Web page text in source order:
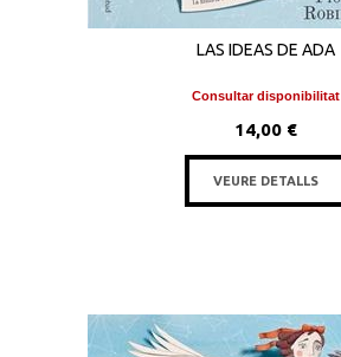
LAS IDEAS DE ADA
Consultar disponibilitat
14,00 €
VEURE DETALLS